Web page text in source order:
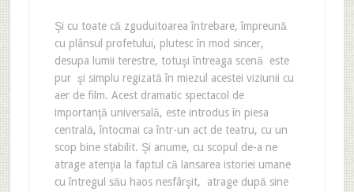
Şi cu toate că zguduitoarea întrebare, împreună
cu plânsul profetului, plutesc în mod sincer,
desupa lumii terestre, totuşi întreaga scenă este
pur şi simplu regizată în miezul acestei viziunii cu
aer de film. Acest dramatic spectacol de
importanţă universală, este introdus în piesa
centrală, întocmai ca într-un act de teatru, cu un
scop bine stabilit. Şi anume, cu scopul de-a ne
atrage atenţia la faptul că lansarea istoriei umane
cu întregul său haos nesfârşit, atrage după sine